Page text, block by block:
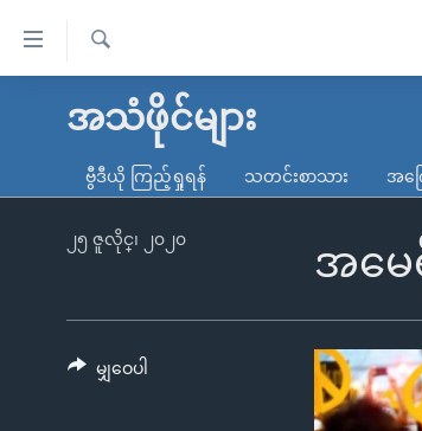
လွယ်ကူ
သည့်
မူလစာမျက်နှာ
ကမ္ဘာ့သတင်းများ
နိုင်ငံတကာ
တရုတ်
အစ္စရေး-ပါလက်စတိုင်း
ရပ်ဝန်းတခု လမ်းတခု အလွန်
အင်္ဂလိပ်စာလေ့လာမယ်
ရ
အသံဖိုင်များ
ဗွီဒီယို ကြည့်ရှုရန် သတင်းစာသား အကြ
အမေ
၂၅ ဇူလိုင္၊ ၂၀၂၀
မျှဝေပါ